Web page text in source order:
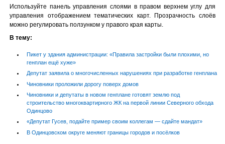
Используйте панель управления слоями в правом верхнем углу для
управления отображением тематических карт. Прозрачность слоёв
можно регулировать ползунком у правого края карты.
В тему:
Пикет у здания администрации: «Правила застройки были плохими, но
генплан ещё хуже»
Депутат заявила о многочисленных нарушениях при разработке генплана
Чиновники проложили дорогу поверх домов
Чиновники и депутаты в новом генплане готовят землю под
строительство многоквартирного ЖК на первой линии Северного обхода
Одинцово
«Депутат Гусев, подайте пример своим коллегам — сдайте мандат»
В Одинцовском округе меняют границы городов и посёлков